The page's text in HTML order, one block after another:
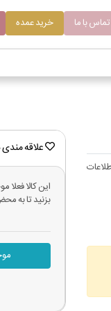
تماس با ما خرید عمده
علاقه مندی
این کالا فعلا
بزنید تا به